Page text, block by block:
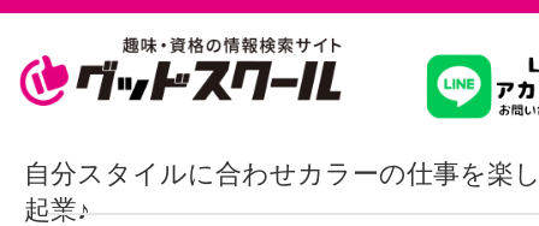
習いたいこ
自分スタイルに合わせカラーの仕事を楽
起業♪